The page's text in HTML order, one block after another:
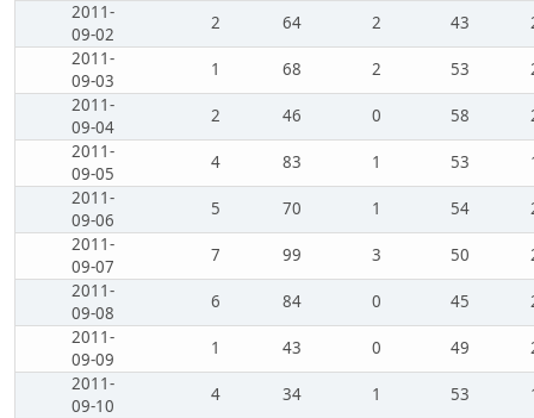
2011-
09-02
2 64 2 43
2011-
09-03
1 68 2 53
2011-
09-04
2 46 0 58
2011-
09-05
4 83 1 53
2011-
09-06
5 70 1 54
2011-
09-07
7 99 3 50
2011-
09-08
6 84 0 45
2011-
09-09
1 43 0 49
2011-
09-10
4 34 1 53